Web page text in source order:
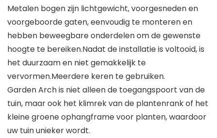
Metalen bogen zijn lichtgewicht, voorgesneden en
voorgeboorde gaten, eenvoudig te monteren en
hebben beweegbare onderdelen om de gewenste
hoogte te bereiken.Nadat de installatie is voltooid, is
het duurzaam en niet gemakkelijk te
vervormen.Meerdere keren te gebruiken.
Garden Arch is niet alleen de toegangspoort van de
tuin, maar ook het klimrek van de plantenrank of het
kleine groene ophangframe voor planten, waardoor
uw tuin unieker wordt.